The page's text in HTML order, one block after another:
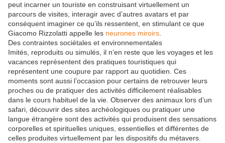
peut incarner un touriste en construisant virtuellement un
parcours de visites, interagir avec d’autres avatars et par
conséquent imaginer ce qu’ils ressentent, en stimulant ce que
Giacomo Rizzolatti appelle les neurones miroirs
Des contraintes sociétales et environnementales
Imités, reproduits ou simulés, il n’en reste que les voyages et les
vacances représentent des pratiques touristiques qui
représentent une coupure par rapport au quotidien. Ces
moments sont aussi l’occasion pour certains de retrouver leurs
proches ou de pratiquer des activités difficilement réalisables
dans le cours habituel de la vie. Observer des animaux lors d’un
safari, découvrir des sites archéologiques ou pratiquer une
langue étrangère sont des activités qui produisent des sensations
corporelles et spirituelles uniques, essentielles et différentes de
celles produites virtuellement par les dispositifs du métavers.